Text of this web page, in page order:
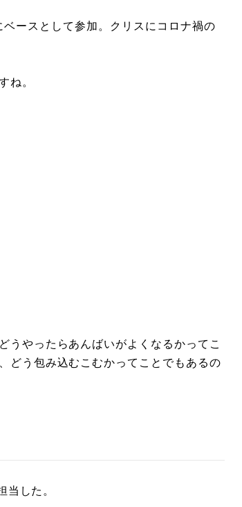
ースとして参加。クリスにコロナ禍の
ね。
うやったらあんばいがよくなるかってこ
どう包み込むこむかってことでもあるの
した。